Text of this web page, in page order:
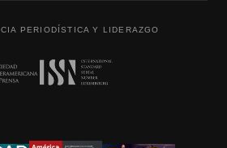
PERIODÍSTICA Y LIDERAZGO